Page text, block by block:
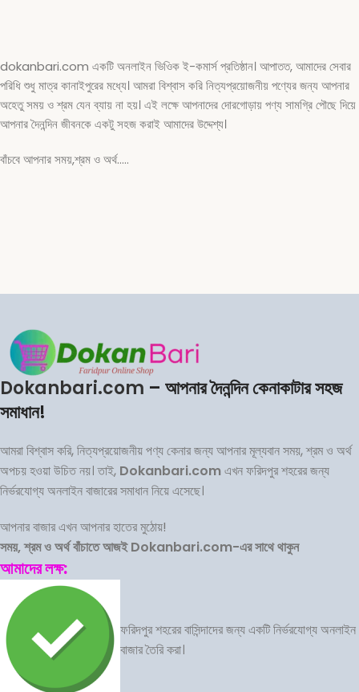
dokanbari.com একটি অনলাইন ভিওিক ই-কমার্স প্রতিষ্ঠান। আপাতত, আমাদের সেবার
পরিধি শুধু মাত্র কানাইপুরের মধ্যে। আমরা বিশ্বাস করি নিত্যপ্রয়োজনীয় পণ্যের জন্য আপনার
অহেতু সময় ও শ্রম যেন ব্যায় না হয়। এই লক্ষে আপনাদের দোরগোড়ায় পণ্য সামগ্রি পৌছে দিয়ে
আপনার দৈনন্দিন জীবনকে একটু সহজ করাই আমাদের উদ্দেশ্য।
বাঁচবে আপনার সময়,শ্রম ও অর্থ…..
Dokanbari.com – আপনার দৈনন্দিন কেনাকাটার সহজ
সমাধান!
আমরা বিশ্বাস করি, নিত্যপ্রয়োজনীয় পণ্য কেনার জন্য আপনার মূল্যবান সময়, শ্রম ও অর্থ
অপচয় হওয়া উচিত নয়। তাই, Dokanbari.comএখন ফরিদপুর শহরের জন্য
নির্ভরযোগ্য অনলাইন বাজারের সমাধান নিয়ে এসেছে।
আপনার বাজার এখন আপনার হাতের মুঠোয়!
সময়, শ্রম ও অর্থ বাঁচাতে আজই Dokanbari.com-এর সাথে থাকুন
আমাদের লক্ষ:
ফরিদপুর শহরের বাসিন্দাদের জন্য একটি নির্ভরযোগ্য অনলাইন
বাজার তৈরি করা।